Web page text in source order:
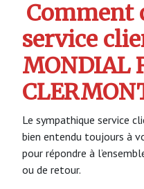
Comment
service
MONDIAL
Le sympathique service
bien entendu toujours à
pour répondre à
ou de retour.